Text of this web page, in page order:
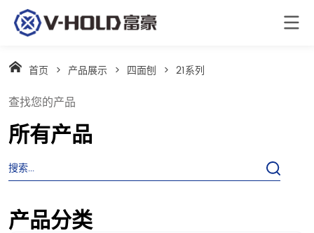
首页 > 产品展示 > 四面刨 > 21系列
查找您的产品
所有产品
产品分类